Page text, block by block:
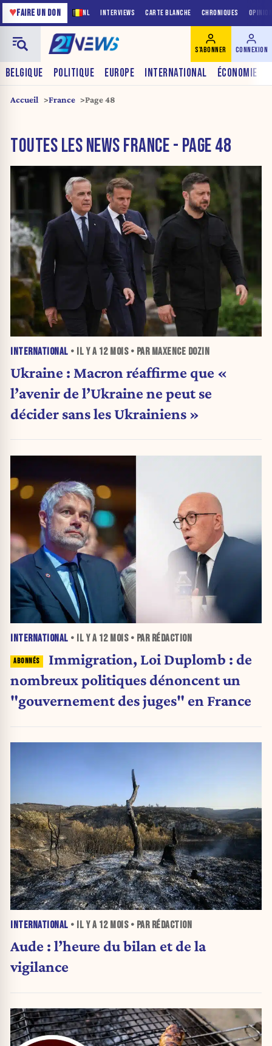
NL INTERVIEWS CARTE BLANCHE CHRONIQUES
♥FAIRE UN DON
BELGIQUE POLITIQUE EUROPE INTERNATIONAL ÉCONOMIE
S'ABONNER CONNEXION
Accueil France Page 48
TOUTES LES NEWS FRANCE - PAGE 48
INTERNATIONAL • IL Y A 12 MOIS• PAR MAXENCE DOZIN
Ukraine : Macron réaffirme que «
l’avenir de l’Ukraine ne peut se
décider sans les Ukrainiens »
INTERNATIONAL • IL Y A 12 MOIS• PAR RÉDACTION
Immigration, Loi Duplomb : de
nombreux politiques dénoncent un
"gouvernement des juges" en France
INTERNATIONAL • IL Y A 12 MOIS• PAR RÉDACTION
Aude : l’heure du bilan et de la
vigilance